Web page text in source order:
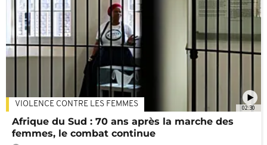
02:30
VIOLENCE CONTRE LES FEMMES
Afrique du Sud : 70 ans après la marche des
femmes, le combat continue